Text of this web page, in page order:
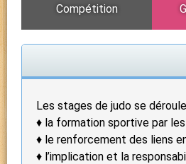
Compétition
Les stages de judo se
♦ la formation sportive par
♦ le renforcement des liens
♦ l’implication et la